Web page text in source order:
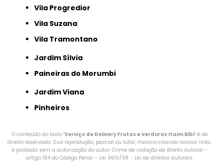
Vila Progredior
Vila Suzana
Vila Tramontano
Jardim Sílvia
Paineiras do Morumbi
Jardim Viana
Pinheiros
O conteúdo do texto "Serviço de Delivery Frutas e Verduras Itaim Bibi" é de
direito reservado. Sua reprodução, parcial ou total, mesmo citando nossos links,
é proibida sem a autorização do autor. Crime de violação de direito autoral –
artigo 184 do Código Penal – Lei 9610/98 - Lei de direitos autorais.